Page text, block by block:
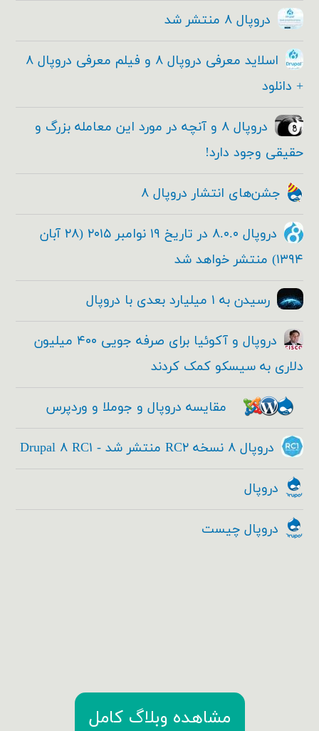
دروپال ۸ منتشر شد
اسلاید معرفی دروپال ۸ و فیلم معرفی دروپال ۸
+ دانلود
دروپال ۸ و آنچه در مورد این معامله بزرگ و
حقیقی وجود دارد!
جشن‌های انتشار دروپال ۸
دروپال ۸.۰.۰ در تاریخ ۱۹ نوامبر ۲۰۱۵ (۲۸ آبان
۱۳۹۴) منتشر خواهد شد
رسیدن به ۱ میلیارد بعدی با دروپال
دروپال و آکوئیا برای صرفه جویی ۴۰۰ میلیون
دلاری به سیسکو کمک کردند
مقایسه دروپال و جوملا و وردپرس
دروپال ۸ نسخه RC۲ منتشر شد - Drupal ۸ RC۱
دروپال
دروپال چیست
مشاهده وبلاگ کامل